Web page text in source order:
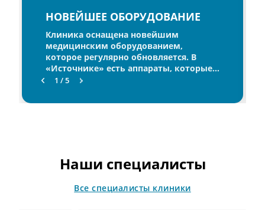
НОВЕЙШЕЕ ОБОРУДОВАНИЕ
Клиника оснащена новейшим
медицинским оборудованием,
которое регулярно обновляется. В
«Источнике» есть аппараты, которые
представлены в единичном
специалисты в совершенстве освоили
быть в курсе последних тенденций в
мире медицины.
1 / 5
Наши специалисты
Все специалисты клиники